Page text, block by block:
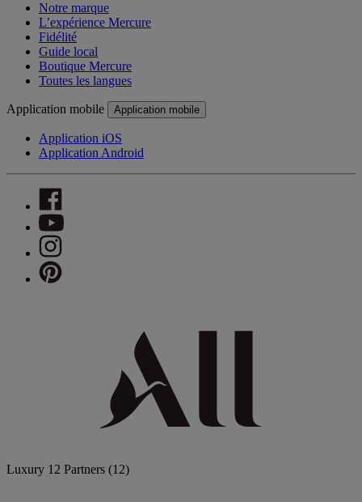
Notre marque
L’expérience Mercure
Fidélité
Guide local
Boutique Mercure
Toutes les langues
Application mobile Application mobile
Application iOS
Application Android
Luxury 12 Partners (12)